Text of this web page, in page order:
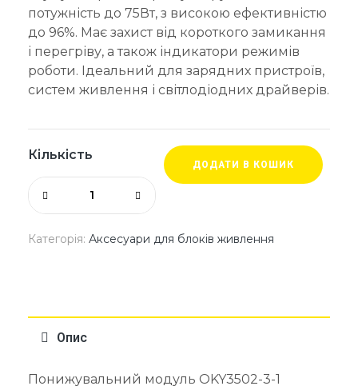
потужність до 75Вт, з високою ефективністю
до 96%. Має захист від короткого замикання
і перегріву, а також індикатори режимів
роботи. Ідеальний для зарядних пристроїв,
систем живлення і світлодіодних драйверів.
Кількість
ДОДАТИ В КОШИК
Категорія: Аксесуари для блоків живлення
Опис
Понижувальний модуль OKY3502-3-1